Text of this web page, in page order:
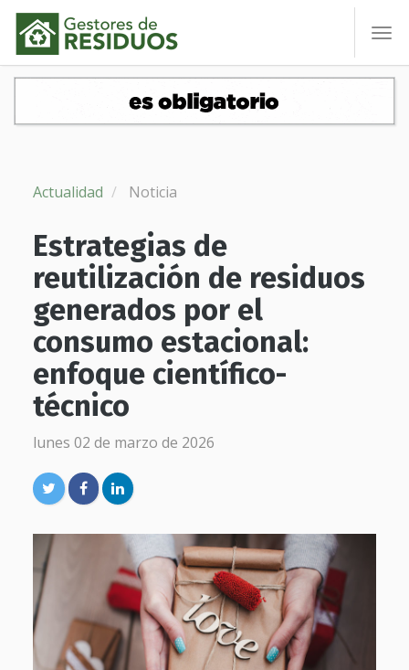
Actualidad Noticia
Estrategias de
reutilización de residuos
generados por el
consumo estacional:
enfoque científico-
técnico
lunes 02 de marzo de 2026